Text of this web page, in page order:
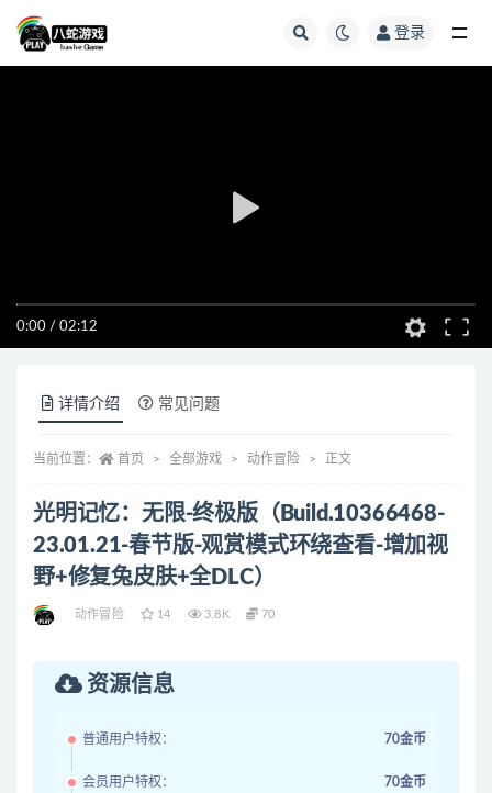
登录
0:00 / 02:12
详情介绍 常见问题
当前位置： 首页 全部游戏 动作冒险 正文
光明记忆：无限-终极版（Build.10366468-
23.01.21-春节版-观赏模式环绕查看-增加视
野+修复兔皮肤+全DLC）
动作冒险 14 3.8K 70
资源信息
普通用户特权： 70金币
会员用户特权： 70金币